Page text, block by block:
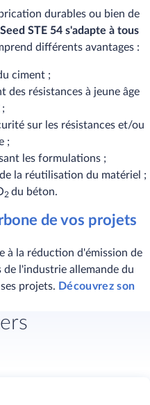
durables ou bien de
STE 54 s'adapte à tous
différents avantages :
ciment ;
des résistances à jeune âge
sur les résistances et/ou
;
les formulations ;
la réutilisation du matériel ;
2 du béton.​​​​
de vos projets
à la réduction d'émission de
de l'industrie allemande du
projets. Découvrez son